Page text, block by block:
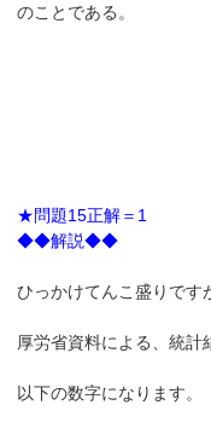
のことである。
★問題15正解＝1
◆◆解説◆◆
ひっかけてんこ盛りです
厚労省資料による、統計
以下の数字になります。